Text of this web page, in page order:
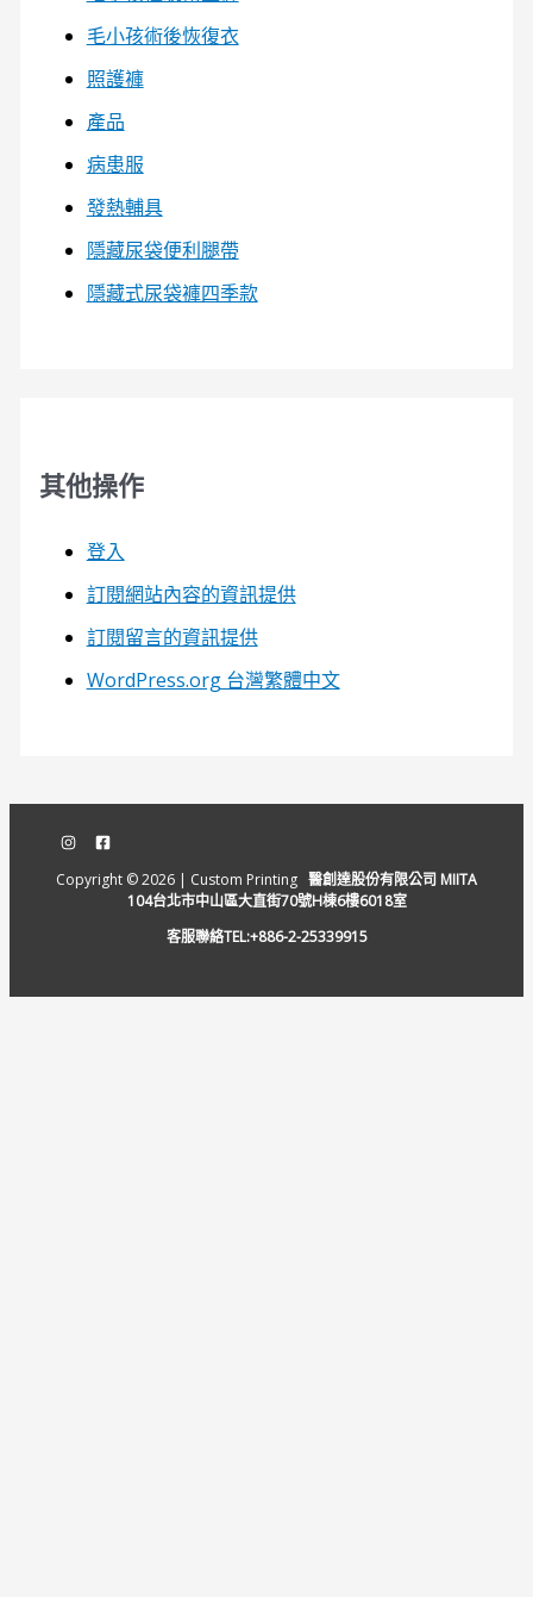
毛小孩術後恢復衣
照護褲
產品
病患服
發熱輔具
隱藏尿袋便利腿帶
隱藏式尿袋褲四季款
其他操作
登入
訂閱網站內容的資訊提供
訂閱留言的資訊提供
WordPress.org 台灣繁體中文
Copyright © 2026 | Custom Printing 醫創達股份有限公司 MIITA
104台北市中山區大直街70號H棟6樓6018室
客服聯絡TEL:+886-2-25339915